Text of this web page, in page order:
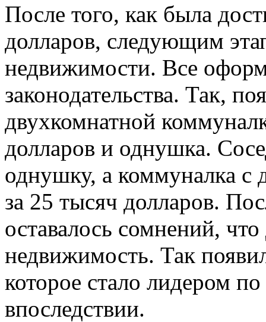
После того, как была
долларов, следующим
недвижимости. Все
законодательства. Так,
двухкомнатной
долларов и однушка.
однушку, а коммуналка с
за 25 тысяч долларов.
оставалось сомнений,
недвижимость. Так
которое стало лидером
впоследствии.